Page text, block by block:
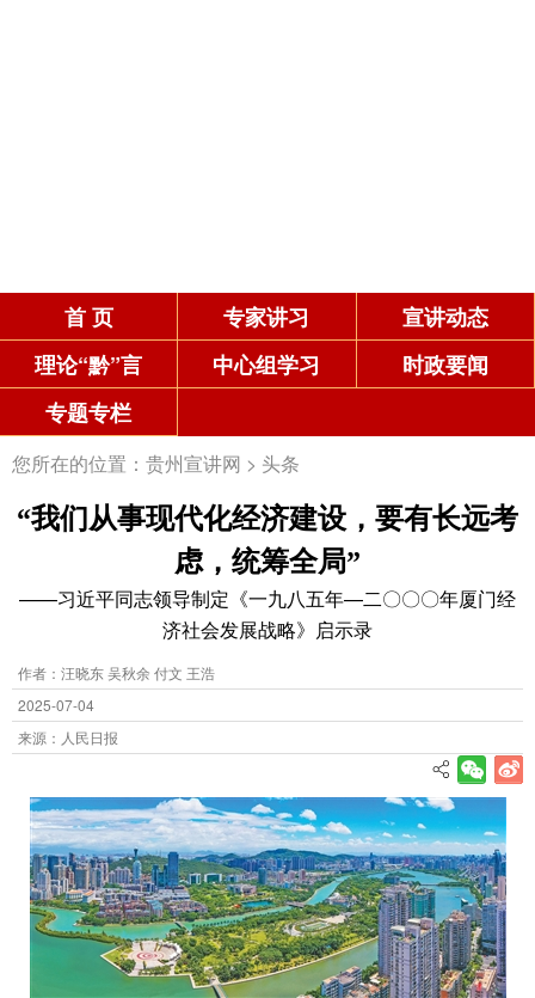
首 页 专家讲习
宣讲动态
理论“黔”言
中心组学习
时政要闻
专题专栏
您所在的位置： 贵州宣讲网 > 头条
“我们从事现代化经济建设，要有长远考
虑，统筹全局”
——习近平同志领导制定《一九八五年—二〇〇〇年厦门经
济社会发展战略》启示录
作者：汪晓东 吴秋余 付文 王浩
2025-07-04
来源：人民日报